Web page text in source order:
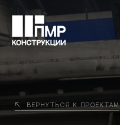
Вернуться к проектам